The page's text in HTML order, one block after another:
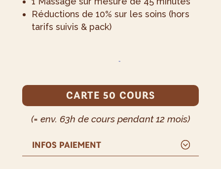
Réductions de 10% sur les soins (hors
tarifs suivis & pack)
CARTE 50 COURS
(= env. 63h de cours pendant 12 mois)
INFOS PAIEMENT